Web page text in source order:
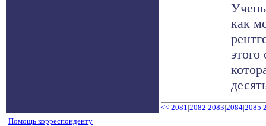
как
<< 2081|2082|2083|2084|2085|
Помощь корреспонденту